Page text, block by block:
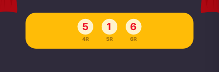
5
4R
1
5R
6
6R